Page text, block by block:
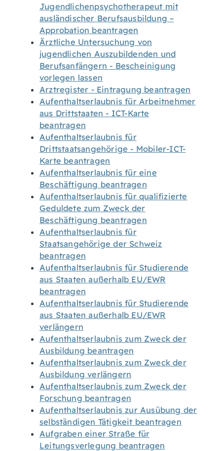
Jugendlichenpsychotherapeut mit
ausländischer Berufsausbildung –
Approbation beantragen
Ärztliche Untersuchung von
jugendlichen Auszubildenden und
Berufsanfängern - Bescheinigung
vorlegen lassen
Arztregister - Eintragung beantragen
Aufenthaltserlaubnis für Arbeitnehmer
aus Drittstaaten - ICT-Karte
beantragen
Aufenthaltserlaubnis für
Drittstaatsangehörige - Mobiler-ICT-
Karte beantragen
Aufenthaltserlaubnis für eine
Beschäftigung beantragen
Aufenthaltserlaubnis für qualifizierte
Geduldete zum Zweck der
Beschäftigung beantragen
Aufenthaltserlaubnis für
Staatsangehörige der Schweiz
beantragen
Aufenthaltserlaubnis für Studierende
aus Staaten außerhalb EU/EWR
beantragen
Aufenthaltserlaubnis für Studierende
aus Staaten außerhalb EU/EWR
verlängern
Aufenthaltserlaubnis zum Zweck der
Ausbildung beantragen
Aufenthaltserlaubnis zum Zweck der
Ausbildung verlängern
Aufenthaltserlaubnis zum Zweck der
Forschung beantragen
Aufenthaltserlaubnis zur Ausübung der
selbständigen Tätigkeit beantragen
Aufgraben einer Straße für
Leitungsverlegung beantragen